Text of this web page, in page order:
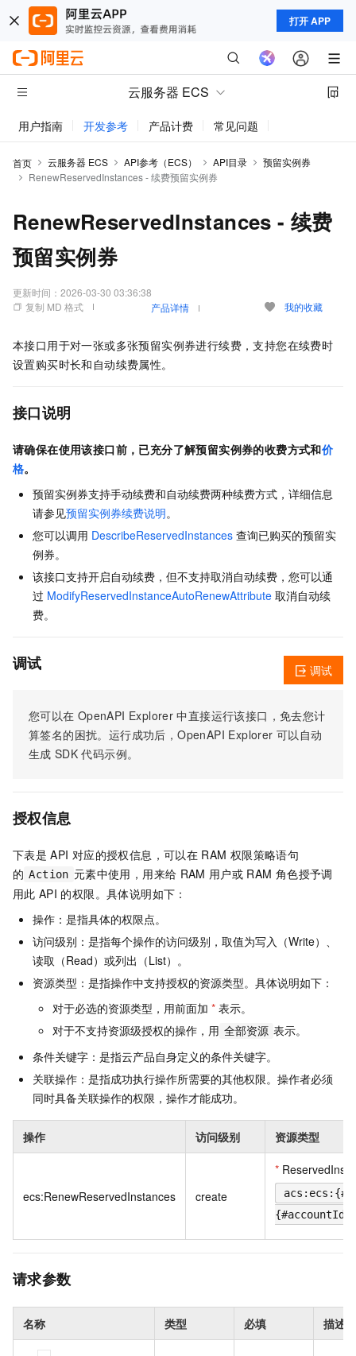
打开 APP
云服务器 ECS
用户指南 开发参考 产品计费 常见问题
首页 云服务器 ECS API参考（ECS） API目录
预留实例券
RenewReservedInstances - 续费预留实例券
RenewReservedInstances - 续费
预留实例券
更新时间： 2026-03-30 03:36:38
复制 MD 格式
产品详情 我的收藏
本接口用于对一张或多张预留实例券进行续费，支持您在续费时
设置购买时长和自动续费属性。
接口说明
请确保在使用该接口前，已充分了解预留实例券的收费方式和价
格。
预留实例券支持手动续费和自动续费两种续费方式，详细信息
请参见预留实例券续费说明。
您可以调用 DescribeReservedInstances 查询已购买的预留实
例券。
该接口支持开启自动续费，但不支持取消自动续费，您可以通
过 ModifyReservedInstanceAutoRenewAttribute 取消自动续
费。
调试
您可以在 OpenAPI Explorer 中直接运行该接口，免去您计
算签名的困扰。运行成功后，OpenAPI Explorer 可以自动
生成 SDK 代码示例。
调试
授权信息
下表是 API 对应的授权信息，可以在 RAM 权限策略语句
的 Action 元素中使用，用来给 RAM 用户或 RAM 角色授予调
用此 API 的权限。具体说明如下：
操作：是指具体的权限点。
访问级别：是指每个操作的访问级别，取值为写入（Write）、
读取（Read）或列出（List）。
资源类型：是指操作中支持授权的资源类型。具体说明如下：
对于必选的资源类型，用前面加 * 表示。
对于不支持资源级授权的操作，用 全部资源 表示。
条件关键字：是指云产品自身定义的条件关键字。
关联操作：是指成功执行操作所需要的其他权限。操作者必须
同时具备关联操作的权限，操作才能成功。
操作 访问级别 资源类型
ecs:RenewReservedInstances create
*
请求参数
名称 类型 必填 描述